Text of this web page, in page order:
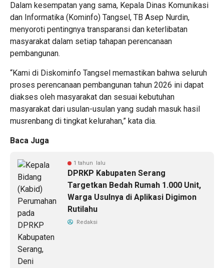
Dalam kesempatan yang sama, Kepala Dinas Komunikasi
dan Informatika (Kominfo) Tangsel, TB Asep Nurdin,
menyoroti pentingnya transparansi dan keterlibatan
masyarakat dalam setiap tahapan perencanaan
pembangunan.
“Kami di Diskominfo Tangsel memastikan bahwa seluruh
proses perencanaan pembangunan tahun 2026 ini dapat
diakses oleh masyarakat dan sesuai kebutuhan
masyarakat dari usulan-usulan yang sudah masuk hasil
musrenbang di tingkat kelurahan,” kata dia.
Baca Juga
1 tahun lalu
DPRKP Kabupaten Serang
Targetkan Bedah Rumah 1.000 Unit,
Warga Usulnya di Aplikasi Digimon
Rutilahu
Redaksi